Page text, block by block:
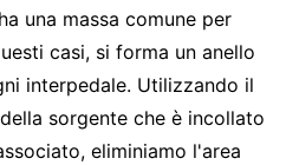
una massa comune per
casi, si forma un anello
interpedale. Utilizzando il
sorgente che è incollato
eliminiamo l'area